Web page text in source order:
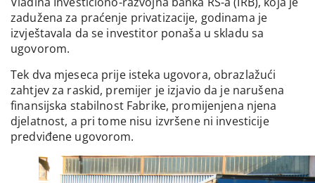
zadužena za praćenje privatizacije, godinama je
izvještavala da se investitor ponaša u skladu sa
ugovorom.
Tek dva mjeseca prije isteka ugovora, obrazlažući
zahtjev za raskid, premijer je izjavio da je narušena
finansijska stabilnost Fabrike, promijenjena njena
djelatnost, a pri tome nisu izvršene ni investicije
predviđene ugovorom.